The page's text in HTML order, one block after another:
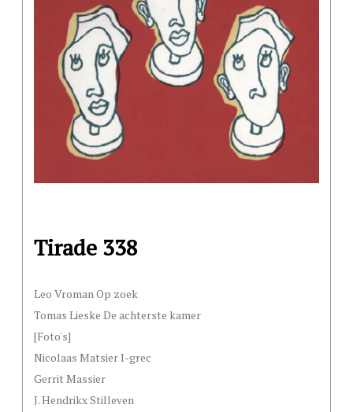
Tirade 338
Leo Vroman Op zoek
Tomas Lieske De achterste kamer
[Foto's]
Nicolaas Matsier I-grec
Gerrit Massier
J. Hendrikx Stilleven